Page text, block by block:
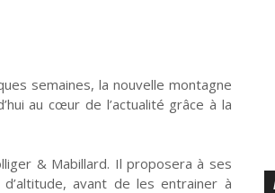
semaines, la nouvelle montagne
au cœur de l’actualité grâce à la
& Mabillard. Il proposera à ses
avant de les entrainer à